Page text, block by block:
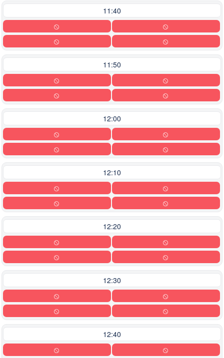
11:40
11:50
12:00
12:10
12:20
12:30
12:40